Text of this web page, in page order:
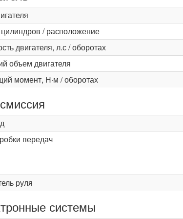
/ расположение
двигателя, л.с / оборотах
объем двигателя
момент, Н·м / оборотах
передач
руля
системы